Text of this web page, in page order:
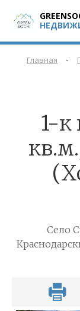
Главная -
1-к
Село